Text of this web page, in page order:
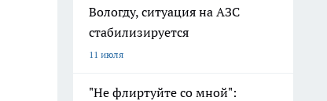
Вологду, ситуация на АЗС
стабилизируется
11 июля
"Не флиртуйте со мной":